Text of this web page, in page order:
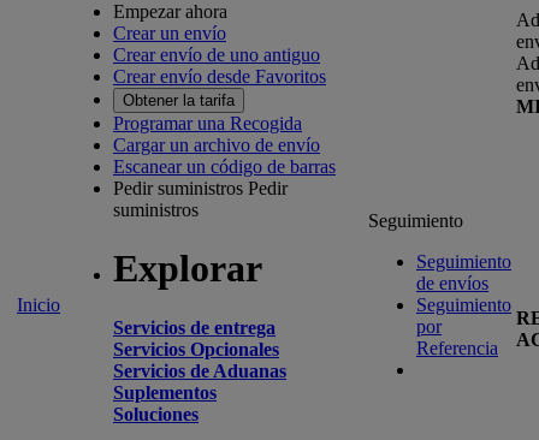
Inicio
Empezar ahora
Crear un envío
Crear envío de uno antiguo
Crear envío desde Favoritos
Obtener la tarifa
Programar una Recogida
Cargar un archivo de envío
Escanear un código de barras
Pedir suministros Pedir
suministros
Explorar
Servicios de entrega
Servicios Opcionales
Servicios de Aduanas
Suplementos
Soluciones
Seguimiento
Seguimiento
de envíos
Seguimiento
por
Referencia